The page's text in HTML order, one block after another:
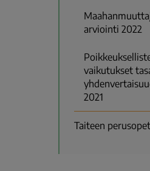
arviointi 2022
vaikutukset
2021
Taiteen